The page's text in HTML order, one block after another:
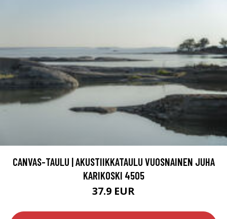
CANVAS-TAULU | AKUSTIIKKATAULU VUOSNAINEN JUHA
KARIKOSKI 4505
37.9 EUR